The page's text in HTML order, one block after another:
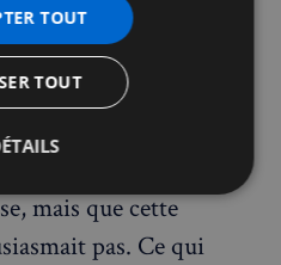
pas un produit
dans un billet
OpenClaw
mais que cette
pas. Ce qui
TOUT
TOUT
Ciblage